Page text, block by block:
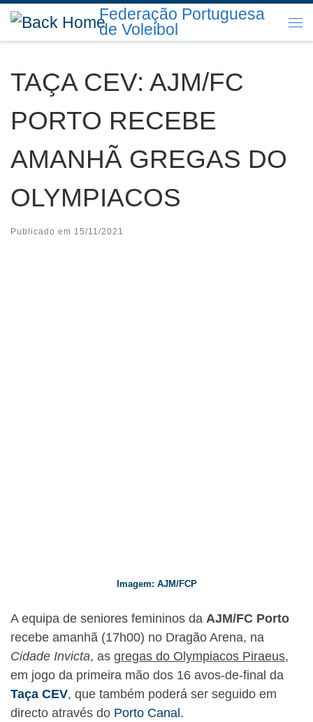
Skip to content Federação Portuguesa
de Voleibol
TAÇA CEV: AJM/FC
PORTO RECEBE
AMANHÃ GREGAS DO
OLYMPIACOS
Publicado em 15/11/2021
Imagem: AJM/FCP
A equipa de seniores femininos da AJM/FC Porto
recebe amanhã (17h00) no Dragão Arena, na
Cidade Invicta, as gregas do Olympiacos Piraeus,
em jogo da primeira mão dos 16 avos-de-final da
Taça CEV, que também poderá ser seguido em
directo através do Porto Canal.